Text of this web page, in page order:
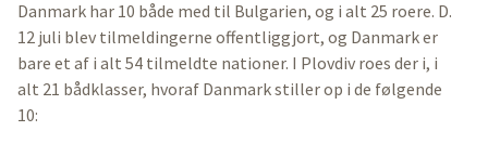
Danmark har 10 både med til Bulgarien, og i alt 25 roere. D.
12 juli blev tilmeldingerne offentliggjort, og Danmark er
bare et af i alt 54 tilmeldte nationer. I Plovdiv roes der i, i
alt 21 bådklasser, hvoraf Danmark stiller op i de følgende
10: